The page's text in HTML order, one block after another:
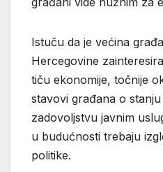
Istuču da je većina
Hercegovine
tiču ekonomije, točnije
stavovi građana o
zadovoljstvu javnim
u budućnosti trebaju
politike.